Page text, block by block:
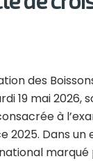
des
19 mai 2026,
à
2025. Dans